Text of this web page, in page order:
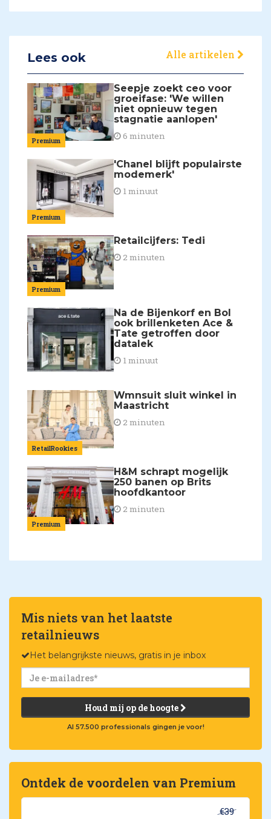
Lees ook Alle artikelen
Premium
Seepje zoekt ceo voor
groeifase: 'We willen
niet opnieuw tegen
stagnatie aanlopen'
6 minuten
Premium
'Chanel blijft populairste
modemerk'
1 minuut
Premium
Retailcijfers: Tedi
2 minuten
Na de Bijenkorf en Bol
ook brillenketen Ace &
Tate getroffen door
datalek
1 minuut
RetailRookies
Wmnsuit sluit winkel in
Maastricht
2 minuten
Premium
H&M schrapt mogelijk
250 banen op Brits
hoofdkantoor
2 minuten
Mis niets van het laatste
retailnieuws
Het belangrijkste nieuws, gratis in je inbox
Houd mij op de hoogte
Al 57.500 professionals gingen je voor!
Ontdek de voordelen van Premium
€39